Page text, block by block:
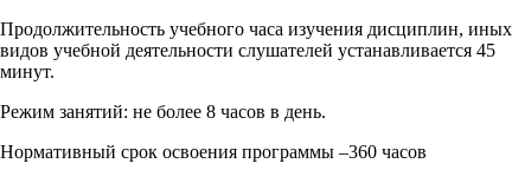
Продолжительность учебного часа изучения дисциплин, иных
видов учебной деятельности слушателей устанавливается 45
минут.
Режим занятий: не более 8 часов в день.
Нормативный срок освоения программы –360 часов